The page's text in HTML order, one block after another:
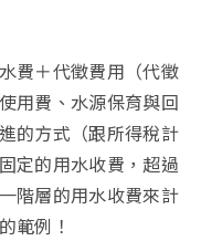
費＋代徵費用（代徵
用費、水源保育與回
的方式（跟所得稅計
定的用水收費，超過
階層的用水收費來計
範例！